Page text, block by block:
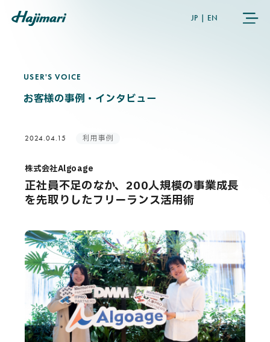
JP EN
COMPANY
USER’S VOICE
MEMBERS
CAREERS
CONTACT
USER'S VOICE
USER'S VOICE
お客様の事例・インタビュー
2024.04.15 利用事例
株式会社Algoage
正社員不足のなか、200人規模の事業成長
を先取りしたフリーランス活用術